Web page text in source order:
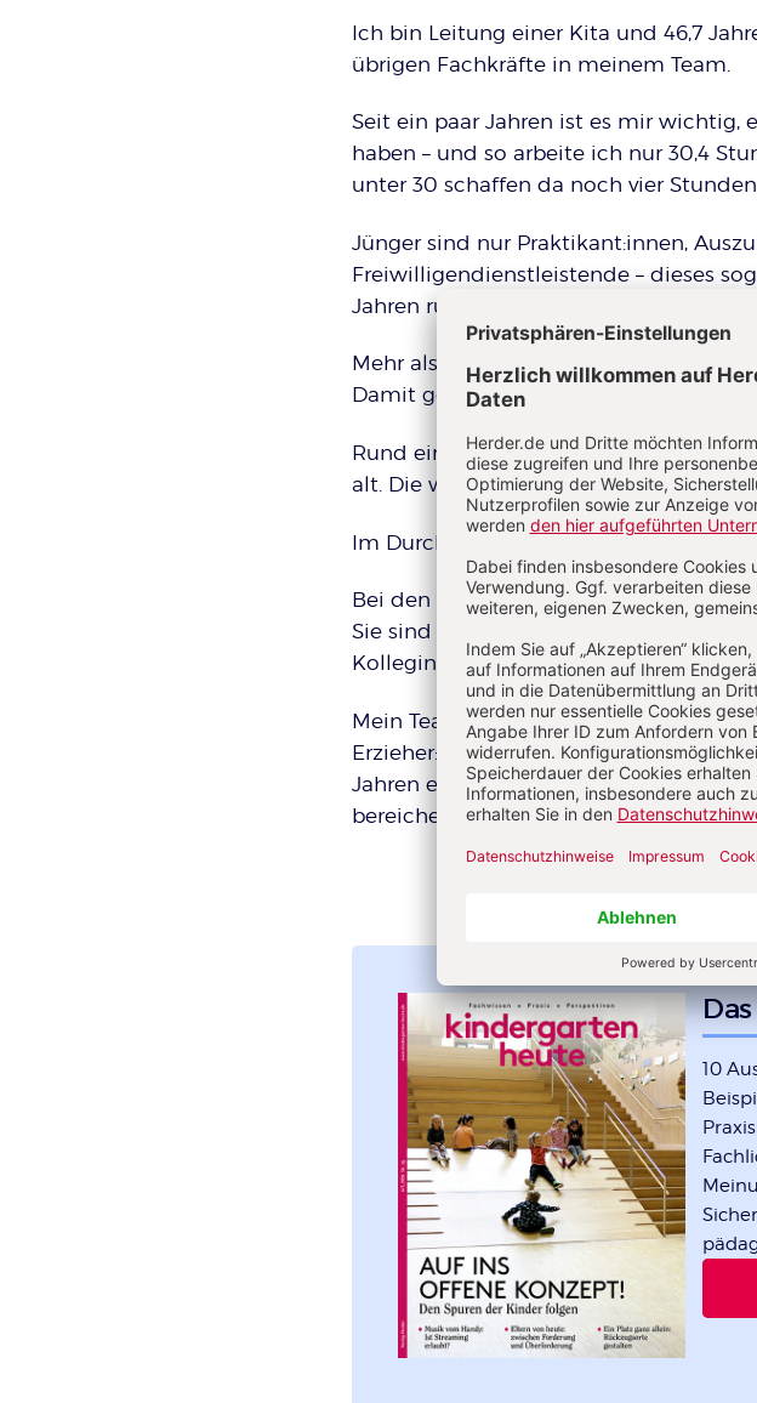
Ich bin Leitung einer Kita und 46,7
übrigen Fachkräfte in meinem Team.
Seit ein paar Jahren ist es mir wichtig,
haben – und so arbeite ich nur 30,4
unter 30 schaffen da noch vier
Jünger sind nur Praktikant:innen,
Freiwilligendienstleistende – dieses
Jahren rund 16 Jahre jünger als das
Mehr als die Hälfte des Personals in
Damit gehören wir zu den 18 Prozent
Rund ein Viertel der Kita-Leitungen in
alt. Die werden wohl bis zur Rente in
Im Durchschnitt sind meine
Bei den Männern in meiner
Sie sind im Schnitt 33,4 Jahre alt und
Kolleginnen. Kennt ihr das?
Mein Team ist sehr gemischt. Die
Erzieher:innen und schon lange
Jahren etwas jünger. Auch
bereichern unser Team, die sind noch
10